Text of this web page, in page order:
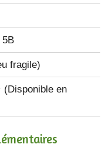
5B
fragile)
en